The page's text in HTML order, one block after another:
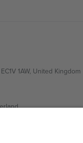
1AW, United Kingdom